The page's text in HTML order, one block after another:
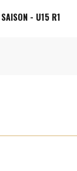
- U15 R1